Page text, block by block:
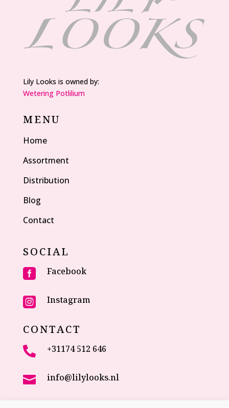
Lily Looks is owned by:
Wetering Potlilium
MENU
Home
Assortment
Distribution
Blog
Contact
SOCIAL
 Facebook
 Instagram
CONTACT
 +31174 512 646
 info@lilylooks.nl